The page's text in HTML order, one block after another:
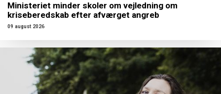
Ministeriet minder skoler om vejledning om
kriseberedskab efter afværget angreb
09 august 2026